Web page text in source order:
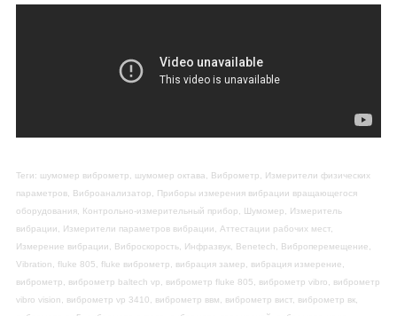
Теги: шумомер виброметр, шумомер октава, Виброметр, Измерители физических
параметров, Виброанализатор, Приборы измерения вибрации вращающегося
оборудования, Контрольно-измерительный прибор, Шумомер, Измеритель
вибрации, Измерители параметров вибрации, Аттестации рабочих мест,
Измерение вибрации, Виброскорость, Инфразвук, Benetech, Виброперемещение,
Vibration, fluke 805, fluke виброметр, вибрация замер, вибрация измерение,
виброметр, виброметр baltech vp, виброметр fluke 805, виброметр vibro, виброметр
vibro vision, виброметр vp 3410, виброметр ввм, виброметр вист, виброметр вк,